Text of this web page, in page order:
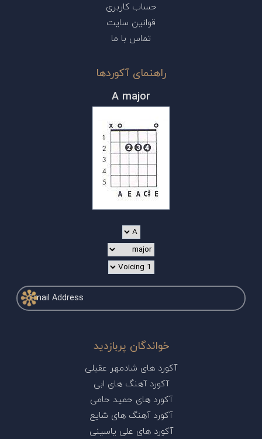
حساب کاربری
قوانین سایت
تماس با ما
راهنمای آکوردها
A major
خواندگان پربازدید
آکورد های شادمهر عقیلی
آکورد آهنگ های ابی
آکورد های حمید حامی
آکورد آهنگ های شایع
آکورد های علی یاسینی